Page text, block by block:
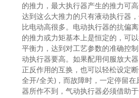
的推力，最大执行器产生的推力可
达到这么大推力的只有液动执行器
比电动高很多。电动执行器的抗偏
的推力或力矩基本上是恒定的，可
平衡力，达到对工艺参数的准确控
动执行器要高。如果配用伺服放大
正反作用的互换，也可以轻松设定
全开/全关)，而故障时，一定停留
器所作不到，气动执行器必须借助